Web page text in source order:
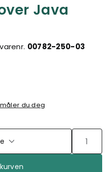
Java
00782-250-03
du deg